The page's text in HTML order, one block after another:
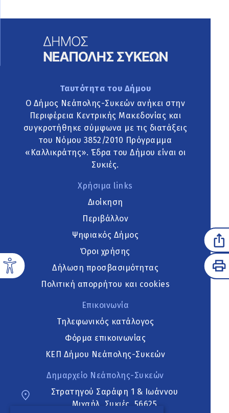
Ταυτότητα του Δήμου
Ο Δήμος Νεάπολης-Συκεών ανήκει στην
Περιφέρεια Κεντρικής Μακεδονίας και
συγκροτήθηκε σύμφωνα με τις διατάξεις
του Νόμου 3852/2010 Πρόγραμμα
«Καλλικράτης». Έδρα του Δήμου είναι οι
Συκιές.
Χρήσιμα links
Διοίκηση
Περιβάλλον
Ψηφιακός Δήμος
Όροι χρήσης
Δήλωση προσβασιμότητας
Πολιτική απορρήτου και cookies
Επικοινωνία
Τηλεφωνικός κατάλογος
Φόρμα επικοινωνίας
ΚΕΠ Δήμου Νεάπολης-Συκεών
Δημαρχείο Νεάπολης-Συκεών
Στρατηγού Σαράφη 1 & Ιωάννου
Μιχαήλ, Συκιές, 56625